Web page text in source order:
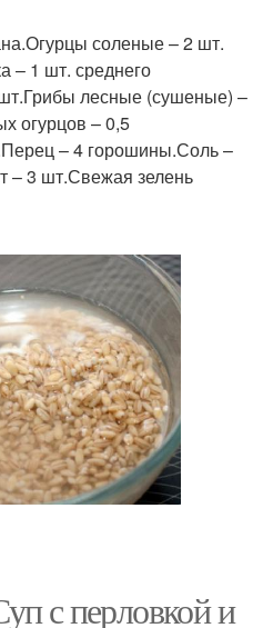
соленые – 2 шт.
– 1 шт. среднего
лесные (сушеные) –
огурцов – 0,5
– 4 горошины.Соль –
– 3 шт.Свежая зелень
с перловкой и